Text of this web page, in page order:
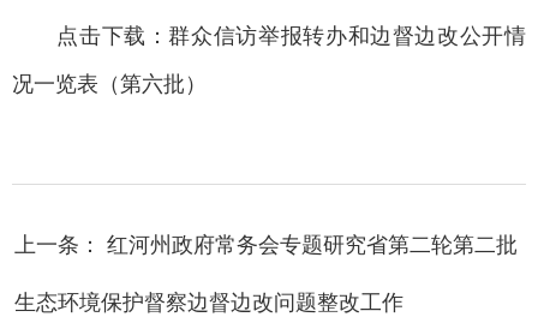
点击下载：群众信访举报转办和边督边改公开情
况一览表（第六批）
上一条： 红河州政府常务会专题研究省第二轮第二批
生态环境保护督察边督边改问题整改工作